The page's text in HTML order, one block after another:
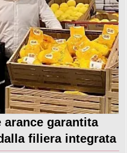
garantita
filiera integrata